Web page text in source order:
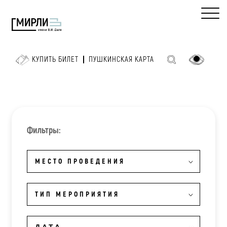
КУПИТЬ БИЛЕТ ПУШКИНСКАЯ КАРТА
Фильтры:
МЕСТО ПРОВЕДЕНИЯ
ТИП МЕРОПРИЯТИЯ